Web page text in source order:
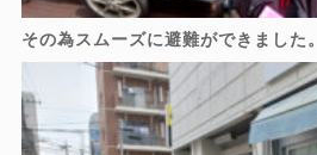
その為スムーズに避難ができました。